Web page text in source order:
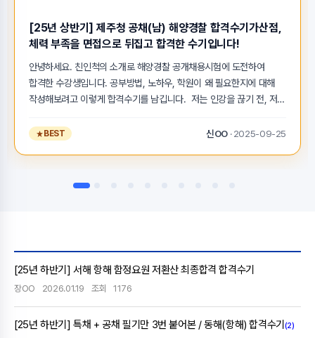
[25년 상반기] 제주청 공채(남) 해양경찰 합격수기가산점,
체력 부족을 면접으로 뒤집고 합격한 수기입니다!
안녕하세요. 친인척의 소개로 해양경찰 공개채용시험에 도전하여
합격한 수강생입니다. 공부방법, 노하우, 학원이 왜 필요한지에 대해
작성해보려고 이렇게 합격수기를 남깁니다. 저는 인강을 끊기 전, 저의
하였고, 상대적으로 경쟁률…
BEST 신OO· 2025-09-25
[25년 하반기] 서해 항해 함정요원 저환산 최종합격 합격수기
장OO 2026.01.19 조회 1176
[25년 하반기] 특채 + 공채 필기만 3번 붙어본 / 동해(항해) 합격수기 (2)